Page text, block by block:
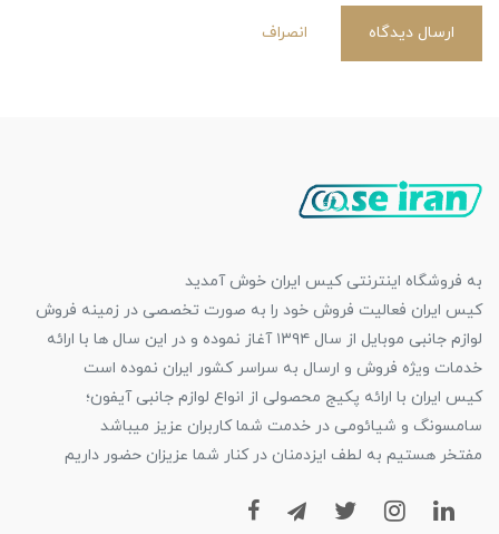
ارسال دیدگاه انصراف
به فروشگاه اینترنتی کیس ایران خوش آمدید
کیس ایران فعالیت فروش خود را به صورت تخصصی در زمینه فروش
لوازم جانبی موبایل از سال ۱۳۹۴ آغاز نموده و در این سال ها با ارائه
خدمات ویژه فروش و ارسال به سراسر کشور ایران نموده است
کیس ایران با ارائه پکیج محصولی از انواع لوازم جانبی آیفون؛
سامسونگ و شیائومی در خدمت شما کاربران عزیز میباشد
مفتخر هستیم به لطف ایزدمنان در کنار شما عزیزان حضور داریم